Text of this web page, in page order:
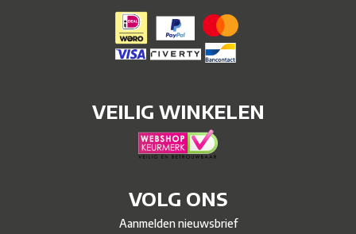
VEILIG WINKELEN
VOLG ONS
Aanmelden nieuwsbrief